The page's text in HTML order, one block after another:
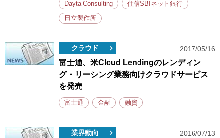
Dayta Consulting 住信SBIネット銀行
日立製作所
クラウド 2017/05/16
富士通、米Cloud Lendingのレンディン
グ・リーシング業務向けクラウドサービス
を発売
富士通 金融 融資
業界動向 2016/07/13